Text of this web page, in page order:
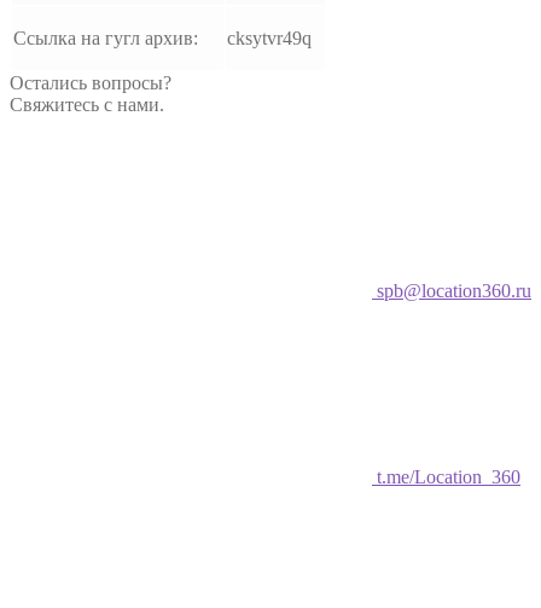
Ссылка на гугл архив: cksytvr49q
Остались вопросы?
Свяжитесь с нами.
spb@location360.ru
t.me/Location_360